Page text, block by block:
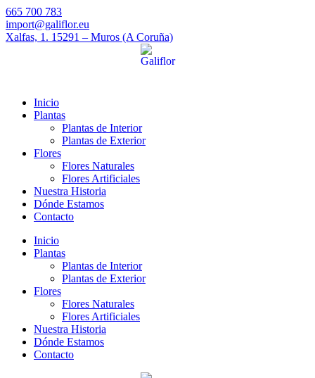
665 700 783
import@galiflor.eu
Xalfas, 1. 15291 – Muros (A Coruña)
Inicio
Plantas
Plantas de Interior
Plantas de Exterior
Flores
Flores Naturales
Flores Artificiales
Nuestra Historia
Dónde Estamos
Contacto
Inicio
Plantas
Plantas de Interior
Plantas de Exterior
Flores
Flores Naturales
Flores Artificiales
Nuestra Historia
Dónde Estamos
Contacto